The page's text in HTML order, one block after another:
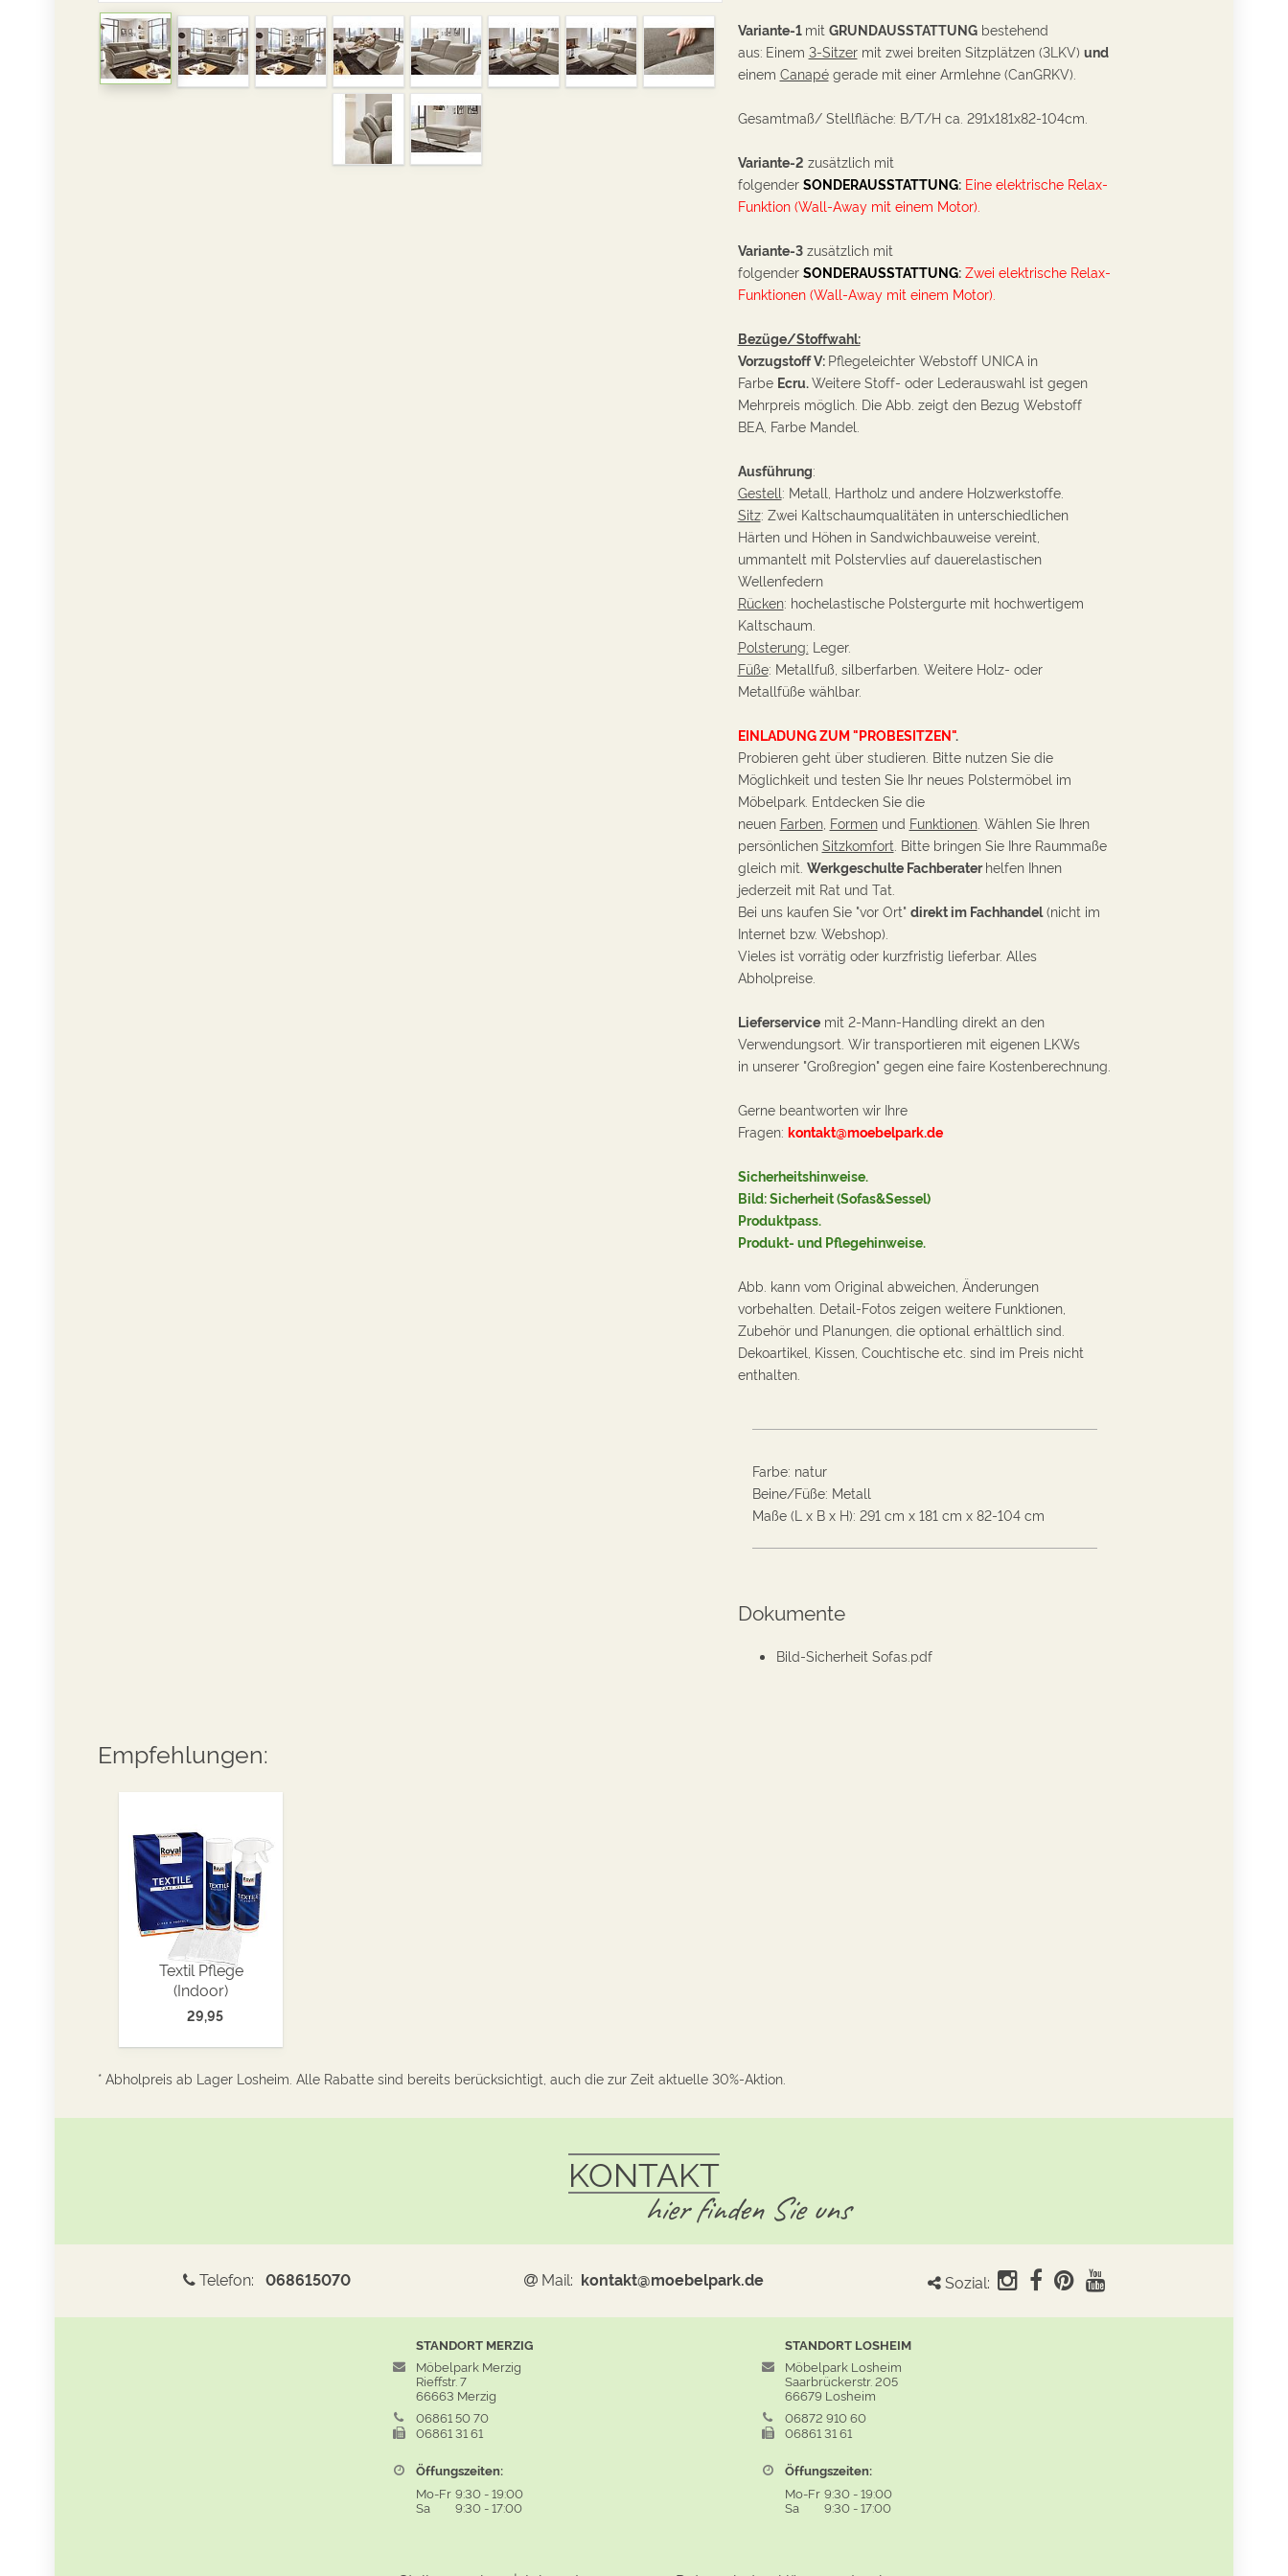
Variante-1 mit GRUNDAUSSTATTUNGbestehend
aus: Einem 3-Sitzermit zwei breiten Sitzplätzen (3LKV) und
einem Canapégerade mit einer Armlehne (CanGRKV).
Gesamtmaß/ Stellfläche: B/T/H ca. 291x181x82-104cm.
Variante-2 zusätzlich mit
folgender SONDERAUSSTATTUNG: Eine elektrische Relax-
Funktion (Wall-Away mit einem Motor).
Variante-3zusätzlich mit
folgender SONDERAUSSTATTUNG: Zwei elektrische Relax-
Funktionen (Wall-Away mit einem Motor).
Bezüge/Stoffwahl:
Vorzugstoff V: Pflegeleichter Webstoff UNICA in
Farbe Ecru. Weitere Stoff- oder Lederauswahl ist gegen
Mehrpreis möglich. Die Abb. zeigt den Bezug Webstoff
BEA, Farbe Mandel.
Ausführung:
Gestell: Metall, Hartholz und andere Holzwerkstoffe.
Sitz: Zwei Kaltschaumqualitäten in unterschiedlichen
Härten und Höhen in Sandwichbauweise vereint,
ummantelt mit Polstervlies auf dauerelastischen
Wellenfedern
Rücken: hochelastische Polstergurte mit hochwertigem
Kaltschaum.
Polsterung: Leger.
Füße: Metallfuß, silberfarben. Weitere Holz- oder
Metallfüße wählbar.
EINLADUNG ZUM "PROBESITZEN".
Probieren geht über studieren. Bitte nutzen Sie die
Möglichkeit und testen Sie Ihr neues Polstermöbel im
Möbelpark. Entdecken Sie die
neuen Farben, Formenund Funktionen. Wählen Sie Ihren
persönlichen Sitzkomfort . Bitte bringen Sie Ihre Raummaße
gleich mit. Werkgeschulte Fachberaterhelfen Ihnen
jederzeit mit Rat und Tat.
Bei uns kaufen Sie "vor Ort" direkt im Fachhandel (nicht im
Internet bzw. Webshop).
Vieles ist vorrätig oder kurzfristig lieferbar. Alles
Abholpreise.
Lieferservicemit 2-Mann-Handling direkt an den
Verwendungsort. Wir transportieren mit eigenen LKWs
in unserer "Großregion" gegen eine faire Kostenberechnung.
Gerne beantworten wir Ihre
Fragen: kontakt@moebelpark.de
Sicherheitshinweise.
Bild: Sicherheit (Sofas&Sessel)
Produktpass.
Produkt- und Pflegehinweise.
Abb. kann vom Original abweichen, Änderungen
vorbehalten. Detail-Fotos zeigen weitere Funktionen,
Zubehör und Planungen, die optional erhältlich sind.
Dekoartikel, Kissen, Couchtische etc. sind im Preis nicht
enthalten.
Farbe: natur
Beine/Füße: Metall
Maße (L x B x H): 291 cm x 181 cm x 82-104 cm
Dokumente
Bild-Sicherheit Sofas.pdf
Empfehlungen:
Textil Pflege
(Indoor)
29,95
* Abholpreis ab Lager Losheim. Alle Rabatte sind bereits berücksichtigt, auch die zur Zeit aktuelle 30%-Aktion.
KONTAKT
hier finden Sie uns
Telefon:068615070 Mail: kontakt@moebelpark.de Sozial:
STANDORT MERZIG
Möbelpark Merzig
Rieffstr. 7
66663 Merzig
06861 50 70
06861 31 61
Öffungszeiten:
Mo-Fr 9:30-19:00
Sa
9:30-17:00
STANDORT LOSHEIM
Möbelpark Losheim
Saarbrückerstr. 205
66679 Losheim
06872 910 60
06861 31 61
Öffungszeiten:
Mo-Fr 9:30-19:00
Sa
9:30-17:00